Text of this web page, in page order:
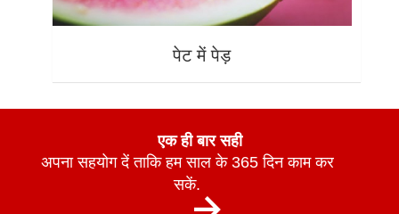
पेट में पेड़
एक ही बार सही
अपना सहयोग दें ताकि हम साल के 365 दिन काम कर
सकें.